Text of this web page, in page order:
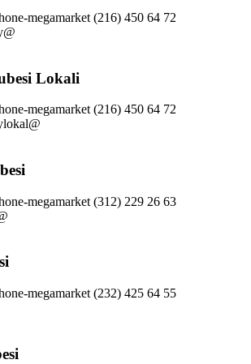
(216) 450 64 72
Lokali
(216) 450 64 72
(312) 229 26 63
(232) 425 64 55